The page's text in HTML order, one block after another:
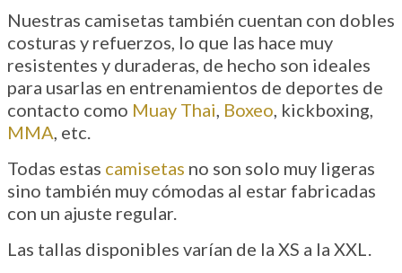
Nuestras camisetas también cuentan con dobles
costuras y refuerzos, lo que las hace muy
resistentes y duraderas, de hecho son ideales
para usarlas en entrenamientos de deportes de
contacto como Muay Thai, Boxeo, kickboxing,
MMA, etc.
Todas estas camisetas no son solo muy ligeras
sino también muy cómodas al estar fabricadas
con un ajuste regular.
Las tallas disponibles varían de la XS a la XXL.